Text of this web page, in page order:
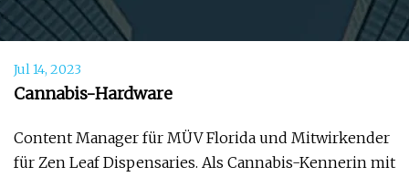
Jul 14, 2023
Cannabis-Hardware
Content Manager für MÜV Florida und Mitwirkender
für Zen Leaf Dispensaries. Als Cannabis-Kennerin mit